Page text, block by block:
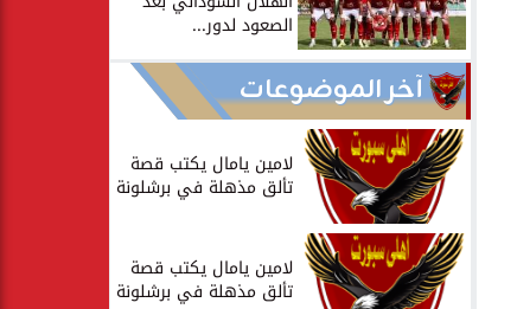
الصعود لدور...
آخر الموضوعات
لامين يامال يكتب قصة
تألق مذهلة في برشلونة
لامين يامال يكتب قصة
تألق مذهلة في برشلونة